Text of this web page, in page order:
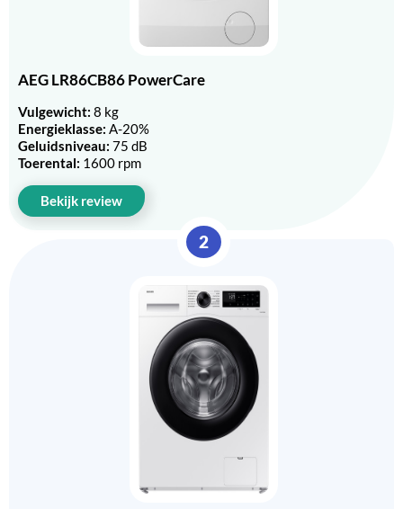
AEG LR86CB86 PowerCare
Vulgewicht: 8 kg
Energieklasse: A-20%
Geluidsniveau: 75 dB
Toerental: 1600 rpm
Bekijk review
2